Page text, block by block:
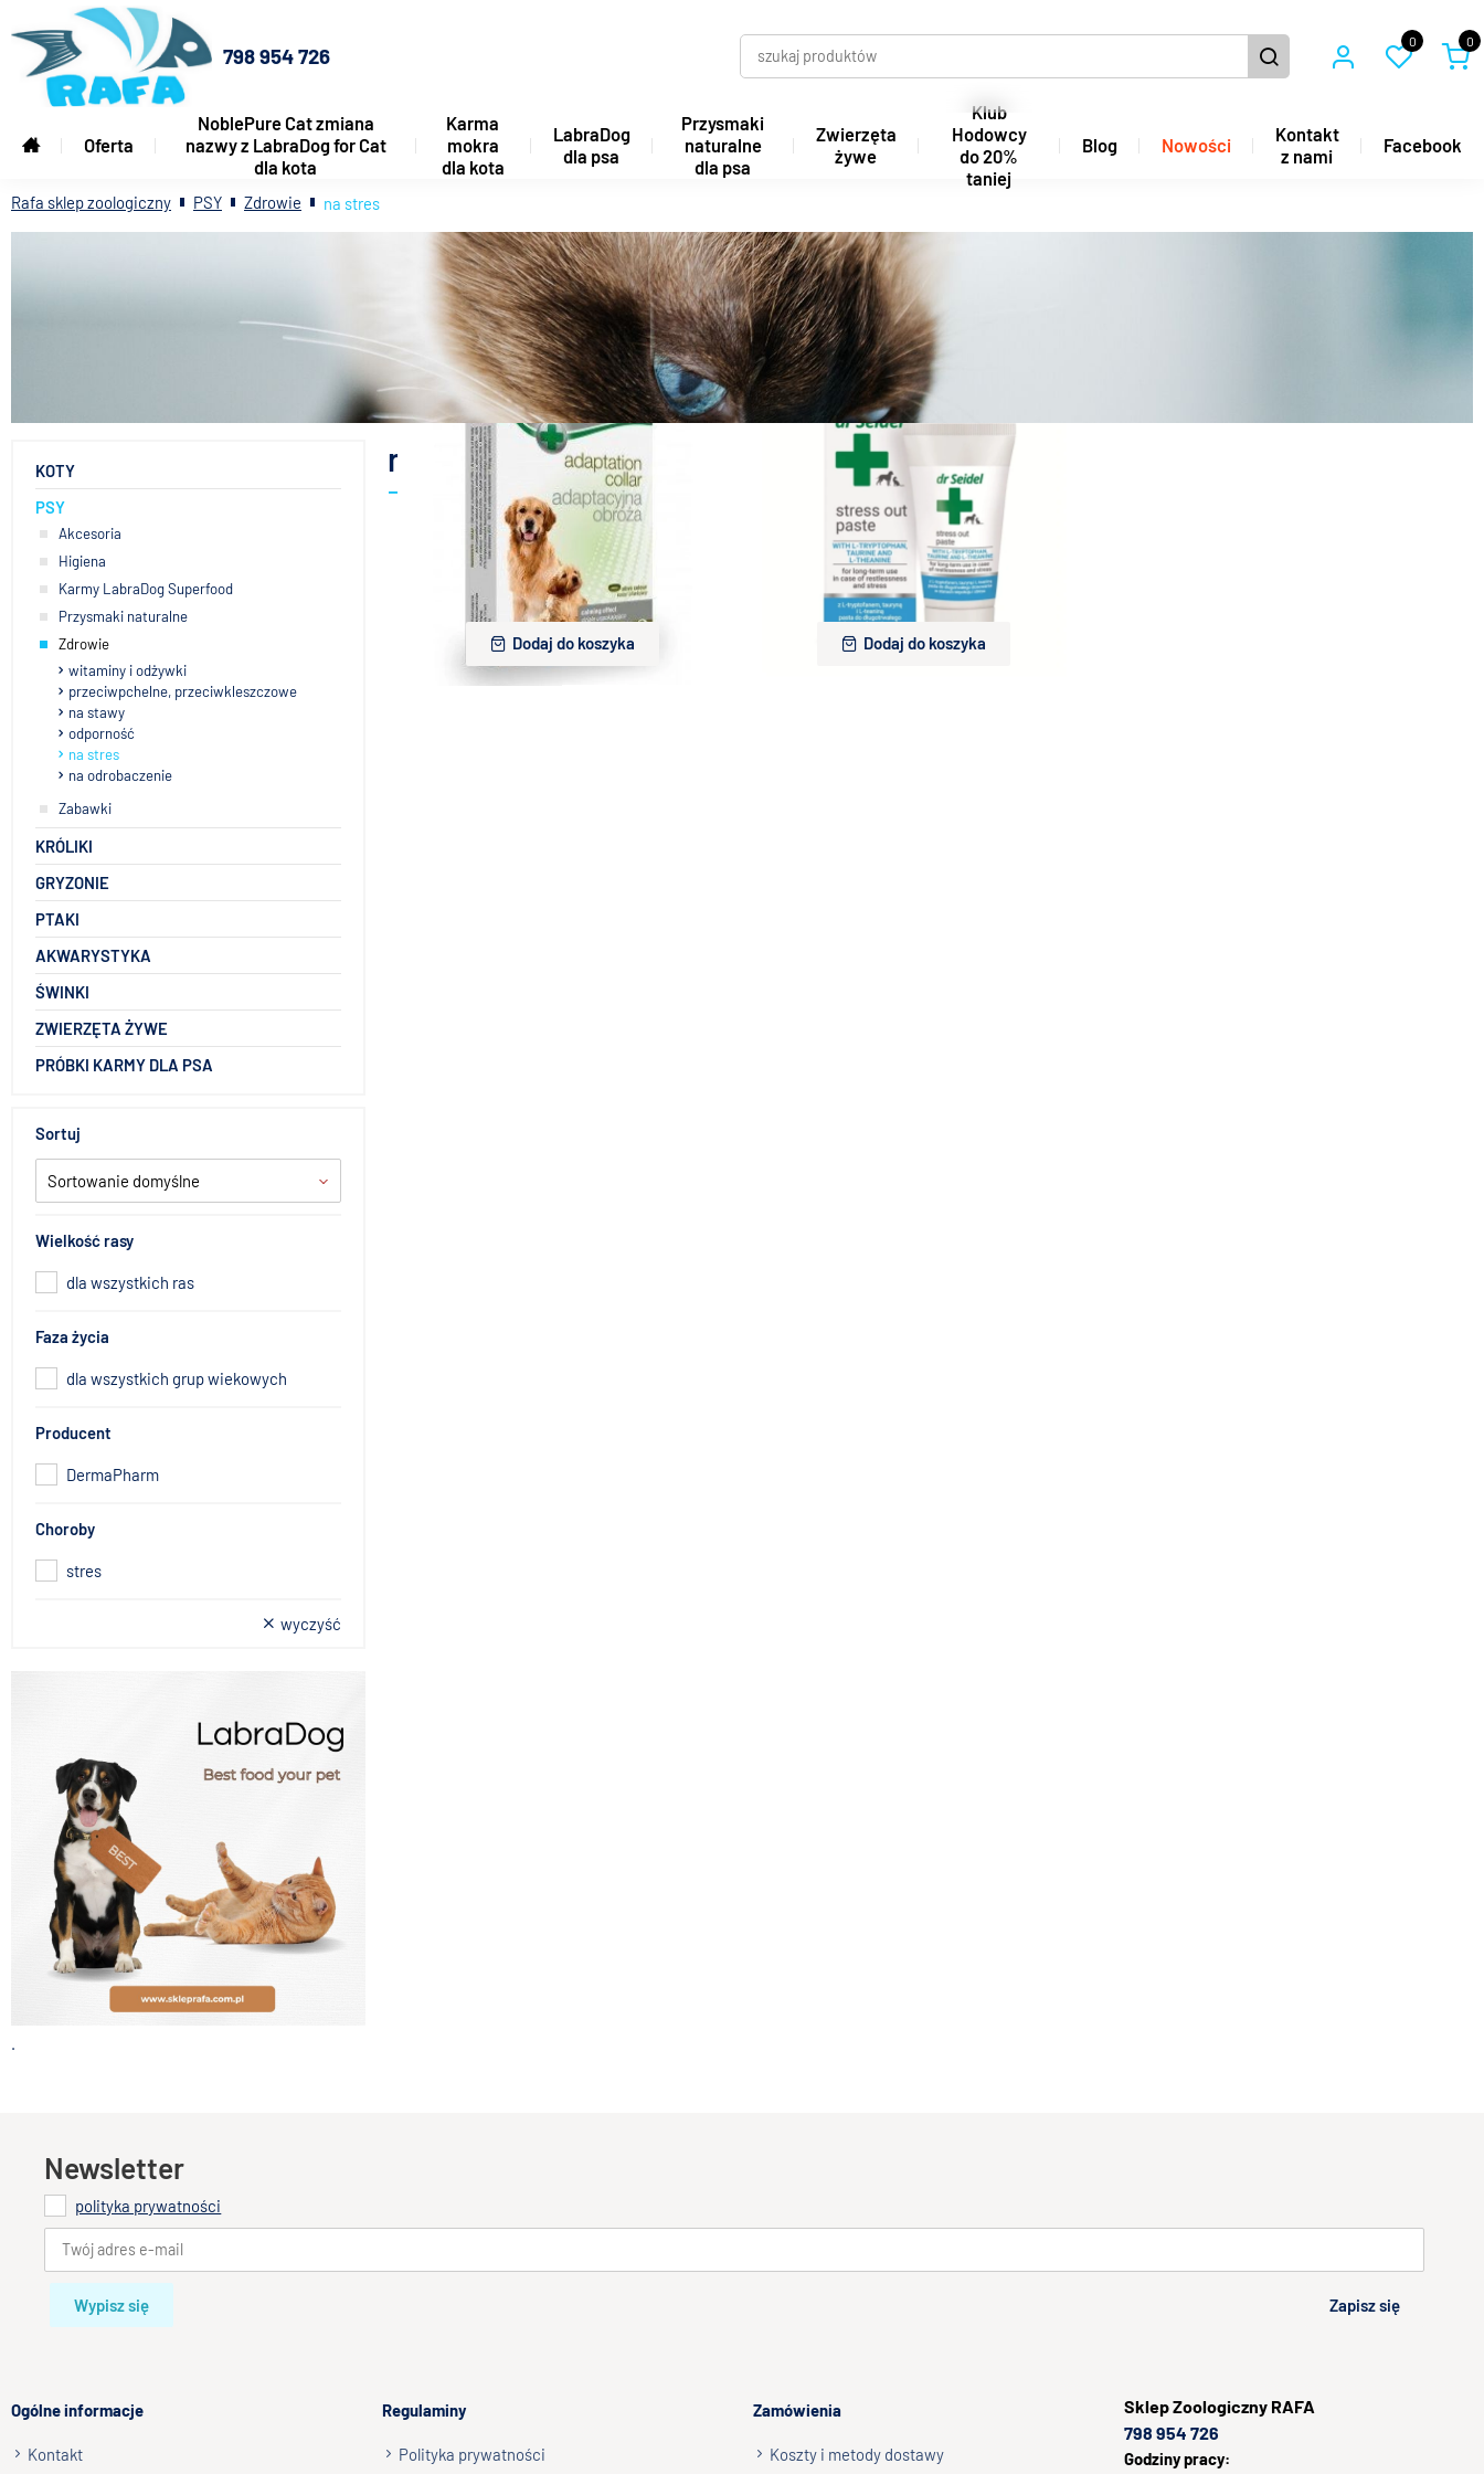
798 954 726
0 0
Oferta
NoblePure Cat zmiana
nazwy z LabraDog for Cat
dla kota
Karma
mokra
dla kota
LabraDog
dla psa
Przysmaki
naturalne
dla psa
Zwierzęta
żywe
Klub
Hodowcy
do 20%
taniej
Blog Nowości
Kontakt
z nami
Facebook
Rafa sklep zoologiczny PSY Zdrowie na stres
KOTY
PSY
Akcesoria
Higiena
Karmy LabraDog Superfood
Przysmaki naturalne
Zdrowie
witaminy i odżywki
przeciwpchelne, przeciwkleszczowe
na stawy
odporność
na stres
na odrobaczenie
Zabawki
KRÓLIKI
GRYZONIE
PTAKI
AKWARYSTYKA
ŚWINKI
ZWIERZĘTA ŻYWE
PRÓBKI KARMY DLA PSA
Sortuj
Sortowanie domyślne
Wielkość rasy
dla wszystkich ras
Faza życia
dla wszystkich grup wiekowych
Producent
DermaPharm
Choroby
stres
wyczyść
.
na stres
DERMAPHARM Dr Seidel Obroża adaptacyjna
dla psa dł. 75cm
53,00 zł
Dodaj do koszyka
Dermapharm STRESS OUT preparat łagodnie
uspokajający dla psów i kotów Pasta 30 ml
28,00 zł
Dodaj do koszyka
Newsletter
polityka prywatności
Wypisz się Zapisz się
Ogólne informacje
Kontakt
Regulaminy
Polityka prywatności
Zamówienia
Koszty i metody dostawy
SklepZoologiczny RAFA
798 954 726
Godziny pracy: